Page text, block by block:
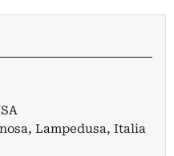
Lampedusa, Italia